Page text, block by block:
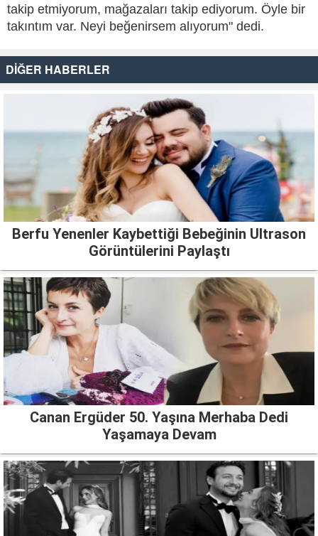
takip etmiyorum, mağazaları takip ediyorum. Öyle bir
takıntım var. Neyi beğenirsem alıyorum" dedi.
DİĞER HABERLER
Berfu Yenenler Kaybettiği Bebeğinin Ultrason
Görüntülerini Paylaştı
Canan Ergüder 50. Yaşına Merhaba Dedi
Yaşamaya Devam